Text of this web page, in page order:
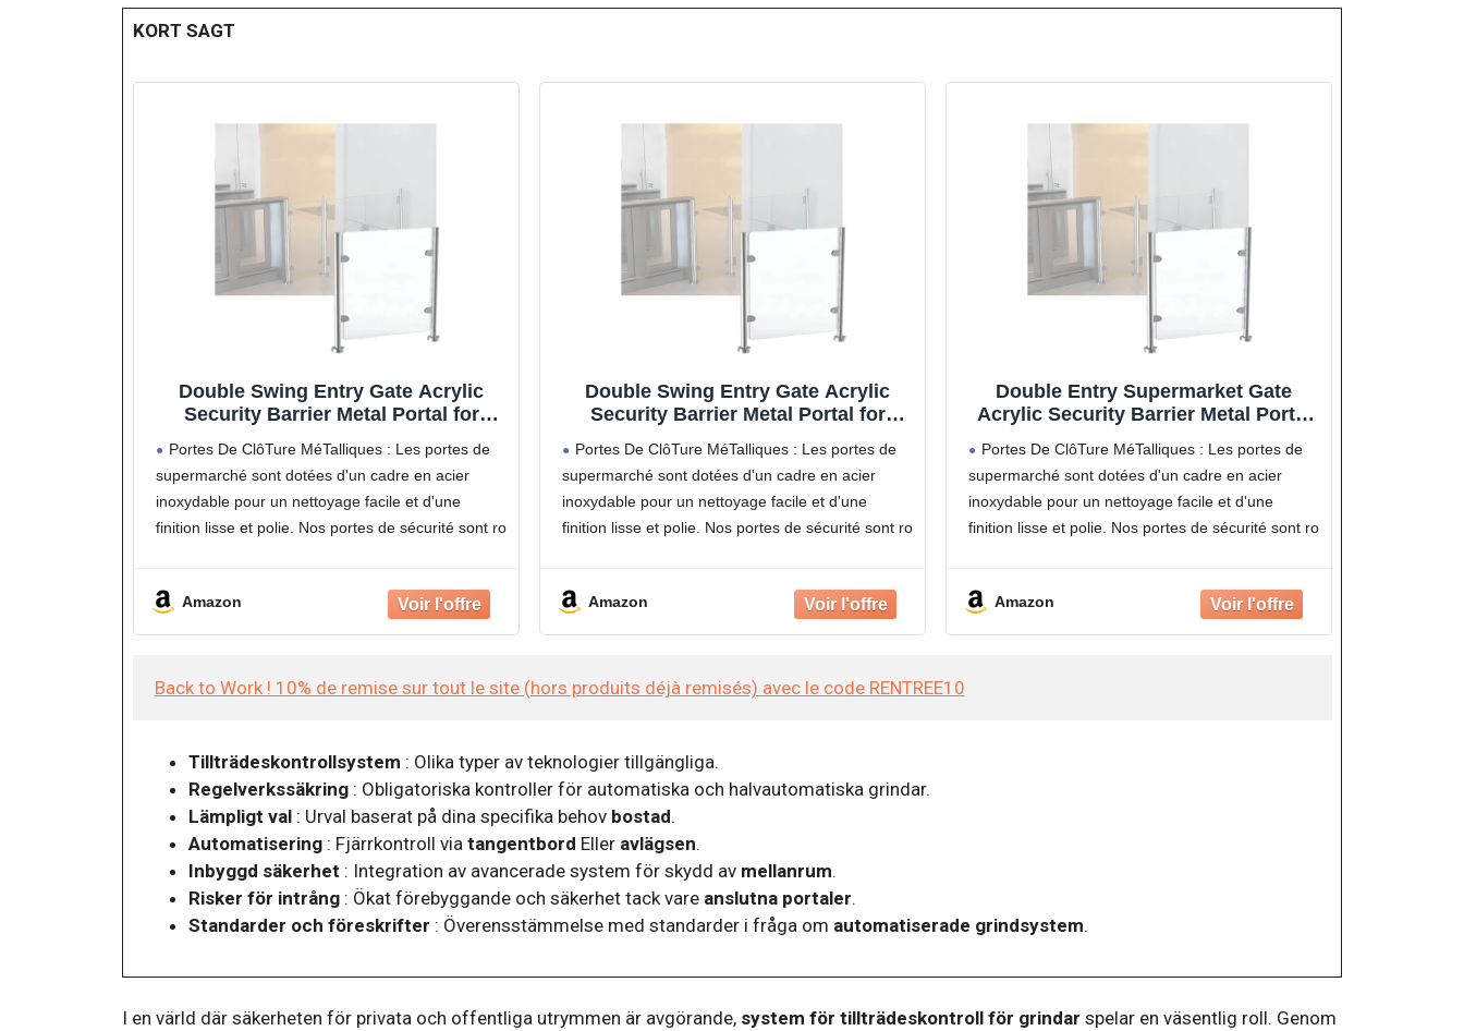
KORT SAGT
Double Swing Entry Gate Acrylic
Security Barrier Metal Portal for
Store - 70x85cm Durable & Stylish
Access Control Solution
Portes De ClôTure MéTalliques : Les portes de
supermarché sont dotées d'un cadre en acier
inoxydable pour un nettoyage facile et d'une
finition lisse et polie. Nos portes de sécurité sont ro
Amazon
Double Swing Entry Gate Acrylic
Security Barrier Metal Portal for
Store - 70x85cm Durable & Stylish
Access Control Solution
Portes De ClôTure MéTalliques : Les portes de
supermarché sont dotées d'un cadre en acier
inoxydable pour un nettoyage facile et d'une
finition lisse et polie. Nos portes de sécurité sont ro
Amazon
Double Entry Supermarket Gate
Acrylic Security Barrier Metal Portal
Store (80x75cm) - Durable Versatile
Easy Install
Portes De ClôTure MéTalliques : Les portes de
supermarché sont dotées d'un cadre en acier
inoxydable pour un nettoyage facile et d'une
finition lisse et polie. Nos portes de sécurité sont ro
Amazon
Back to Work ! 10% de remise sur tout le site (hors produits déjà remisés) avec le code RENTREE10
Tillträdeskontrollsystem : Olika typer av teknologier tillgängliga.
Regelverkssäkring: Obligatoriska kontroller för automatiska och halvautomatiska grindar.
Lämpligt val: Urval baserat på dina specifika behov bostad.
Automatisering: Fjärrkontroll via tangentbord Eller avlägsen.
Inbyggd säkerhet : Integration av avancerade system för skydd av mellanrum.
Risker för intrång: Ökat förebyggande och säkerhet tack vare anslutna portaler.
Standarder och föreskrifter : Överensstämmelse med standarder i fråga om automatiserade grindsystem.
I en värld där säkerheten för privata och offentliga utrymmen är avgörande, system för tillträdeskontroll för grindar spelar en väsentlig roll. Genom